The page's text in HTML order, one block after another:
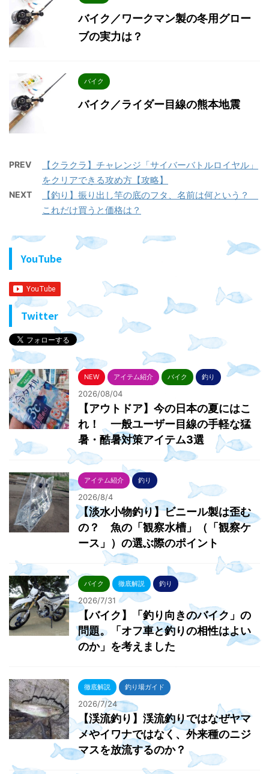
バイク／ワークマン製の冬用グロー
ブの実力は？
バイク
バイク／ライダー目線の熊本地震
PREV
【クラクラ】チャレンジ「サイバーバトルロイヤル」
をクリアできる攻め方【攻略】
NEXT
【釣り】振り出し竿の底のフタ、名前は何という？
これだけ買うと価格は？
YouTube
Twitter
NEW アイテム紹介 バイク 釣り
2026/08/04
【アウトドア】今の日本の夏にはこ
れ！ 一般ユーザー目線の手軽な猛
暑・酷暑対策アイテム3選
アイテム紹介 釣り
2026/8/4
【淡水小物釣り】ビニール製は歪む
の？ 魚の「観察水槽」（「観察ケ
ース」）の選ぶ際のポイント
バイク 徹底解説 釣り
2026/7/31
【バイク】「釣り向きのバイク」の
問題。「オフ車と釣りの相性はよい
のか」を考えました
徹底解説 釣り場ガイド
2026/7/24
【渓流釣り】渓流釣りではなぜヤマ
メやイワナではなく、外来種のニジ
マスを放流するのか？